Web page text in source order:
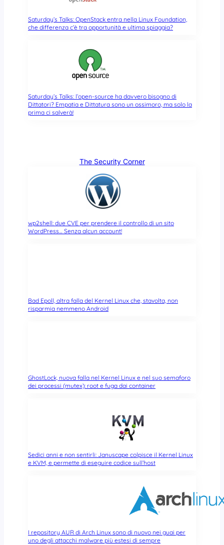
Saturday’s Talks: OpenStack entra nella Linux Foundation,
che differenza c’è tra opportunità e ultima spiaggia?
Saturday’s Talks: l’open-source ha davvero bisogno di
Dittatori? Empatia e Dittatura sono un ossimoro, ma solo la
prima ci salverà!
The Security Corner
wp2shell: due CVE per prendere il controllo di un sito
WordPress… Senza alcun account!
Bad Epoll, altra falla del Kernel Linux che, stavolta, non
risparmia nemmeno Android
GhostLock, nuova falla nel Kernel Linux e nel suo semaforo
dei processi (mutex): root e fuga dai container
Sedici anni e non sentirli: Januscape colpisce il Kernel Linux
e KVM, e permette di eseguire codice sull’host
I repository AUR di Arch Linux sono di nuovo nei guai per
uno degli attacchi malware più estesi di sempre